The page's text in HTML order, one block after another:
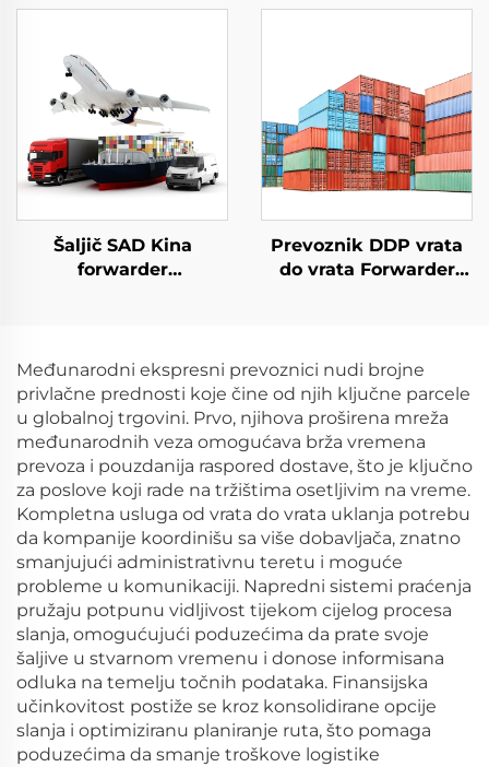
Cijena DDP Poštanska
dopravljanje iz Kine u
SAD
dropshipping
Šaljič SAD Kina
forwarder
Prevoznik DDP vrata
do vrata Forwarder
u SAD
Međunarodni ekspresni prevoznici nudi brojne
privlačne prednosti koje čine od njih ključne parcele
u globalnoj trgovini. Prvo, njihova proširena mreža
međunarodnih veza omogućava brža vremena
prevoza i pouzdanija raspored dostave, što je ključno
za poslove koji rade na tržištima osetljivim na vreme.
Kompletna usluga od vrata do vrata uklanja potrebu
da kompanije koordinišu sa više dobavljača, znatno
smanjujući administrativnu teretu i moguće
probleme u komunikaciji. Napredni sistemi praćenja
pružaju potpunu vidljivost tijekom cijelog procesa
slanja, omogućujući poduzećima da prate svoje
šaljive u stvarnom vremenu i donose informisana
odluka na temelju točnih podataka. Finansijska
učinkovitost postiže se kroz konsolidirane opcije
slanja i optimiziranu planiranje ruta, što pomaga
poduzećima da smanje troškove logistike